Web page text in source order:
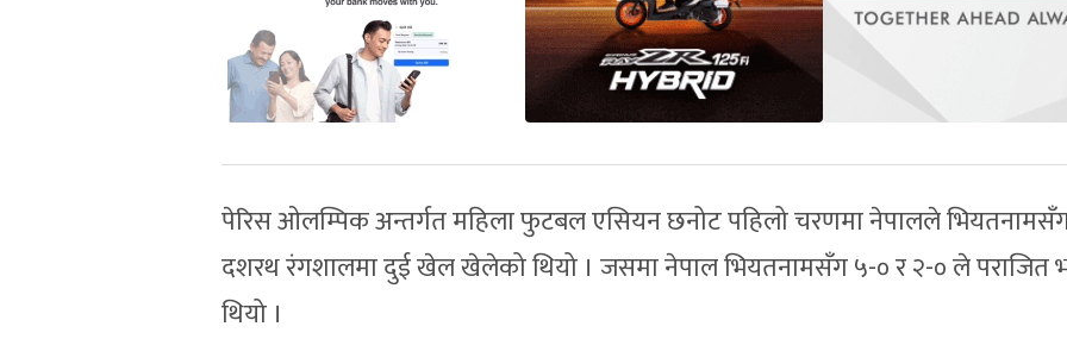
पेरिस ओलम्पिक अन्तर्गत महिला फुटबल एसियन छनोट पहिलो चरणमा नेपालले
दशरथ रंगशालमा दुई खेल खेलेको थियो । जसमा नेपाल भियतनामसँग ५-० र २-० ले पराजित
थियो ।